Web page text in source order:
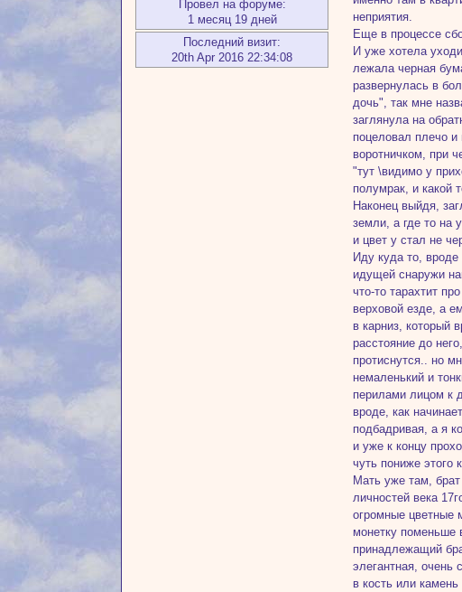
Провел на форуме:
1 месяц 19 дней
Последний визит:
20th Apr 2016 22:34:08
неприятия.
Еще в процессе
И уже хотела
лежала черная
развернулась в
дочь", так мне
заглянула на
поцеловал плечо
воротничком, при
"тут \видимо у
полумрак, и какой
Наконец выйдя,
земли, а где то на
и цвет у стал не
Иду куда то,
идущей снаружи
что-то тарахтит
верховой езде, а
в карниз, который
расстояние до
протиснутся.. но
немаленький и
перилами лицом к
вроде, как
подбадривая, а я
и уже к концу
чуть пониже этого
Мать уже там,
личностей века
огромные цветные
монетку поменьше
принадлежащий
элегантная, очень
в кость или